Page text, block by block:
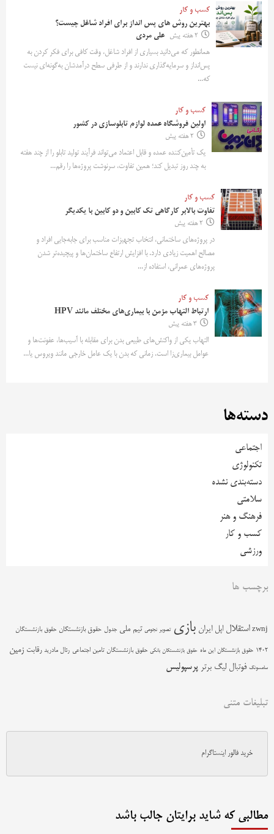
کسب و کار
بهترین روش‌ های پس‌ انداز برای افراد شاغل چیست؟
2 هفته پیش
علی مردی
همانطور که می‌دانید بسیاری از افراد شاغل، وقت کافی برای فکر کردن به
پس‌انداز و سرمایه‌گذاری ندارند و از طرفی سطح درآمدشان به‌گونه‌ای نیست
که...
کسب و کار
اولین فروشگاه عمده لوازم تابلوسازی در کشور
2 هفته پیش
یک تأمین‌کننده عمده و قابل اعتماد می‌تواند فرآیند تولید تابلو را از چند هفته
به چند روز تبدیل کند؛ همین تفاوت، سرنوشت پروژه‌ها را رقم...
کسب و کار
تفاوت بالابر کارگاهی تک کابین و دو کابین با یکدیگر
2 هفته پیش
در پروژه‌های ساختمانی، انتخاب تجهیزات مناسب برای جابه‌جایی افراد و
مصالح اهمیت زیادی دارد. با افزایش ارتفاع ساختمان‌ها و پیچیده‌تر شدن
پروژه‌های عمرانی، استفاده از...
کسب و کار
ارتباط التهاب مزمن با بیماری‌های مختلف مانند HPV
3 هفته پیش
التهاب یکی از واکنش‌های طبیعی بدن برای مقابله با آسیب‌ها، عفونت‌ها و
عوامل بیماری‌زا است. زمانی که بدن با یک عامل خارجی مانند ویروس یا...
دسته‌ها
اجتماعی
تکنولوژی
دسته‌بندی نشده
سلامتی
فرهنگ و هنر
کسب و کار
ورزشی
برچسب ها
zwnj استقلال اپل ایران بازی تصویر نجومی تیم ملی جدول حقوق بازنشستگان حقوق بازنشستگان
1402 حقوق بازنشستگان این ماه حقوق بازنشستگان بانکی حقوق بازنشستگان تامین اجتماعی رئال مادرید رقابت زمین
سامسونگ فوتبال لیگ برتر پرسپولیس
تبلیغات متنی
خرید فالور اینستاگرام
مطالبی که شاید برایتان جالب باشد